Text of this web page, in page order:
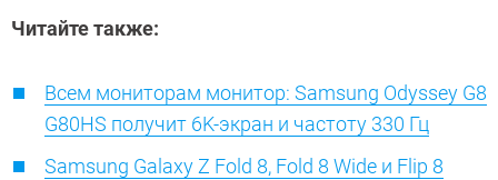
Читайте также:
Всем мониторам монитор: Samsung Odyssey G8
G80HS получит 6K-экран и частоту 330 Гц
Samsung Galaxy Z Fold 8, Fold 8 Wide и Flip 8